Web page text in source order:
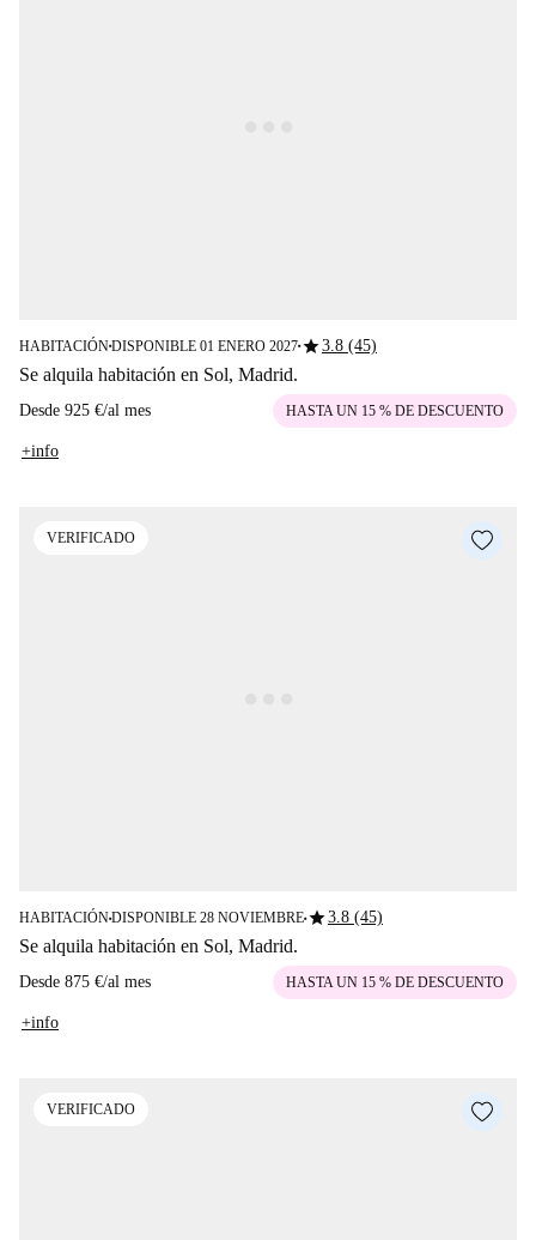
HABITACIÓN■DISPONIBLE 01 ENERO 2027■star3.8 (45)
Se alquila habitación en Sol, Madrid.
Desde 925 €/al mes HASTA UN 15 % DE DESCUENTO
+info
VERIFICADO
HABITACIÓN■DISPONIBLE 28 NOVIEMBRE■star3.8 (45)
Se alquila habitación en Sol, Madrid.
Desde 875 €/al mes HASTA UN 15 % DE DESCUENTO
+info
VERIFICADO